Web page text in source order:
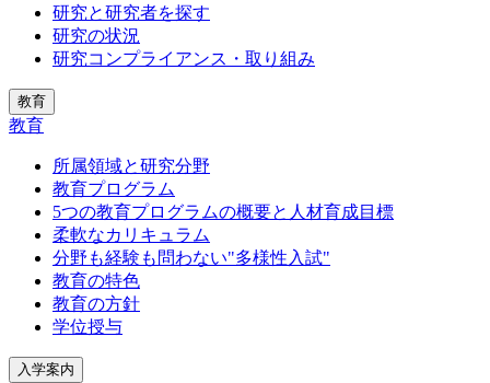
研究と研究者を探す
研究の状況
研究コンプライアンス・取り組み
教育
教育
所属領域と研究分野
教育プログラム
5つの教育プログラムの概要と人材育成目標
柔軟なカリキュラム
分野も経験も問わない"多様性入試"
教育の特色
教育の方針
学位授与
入学案内